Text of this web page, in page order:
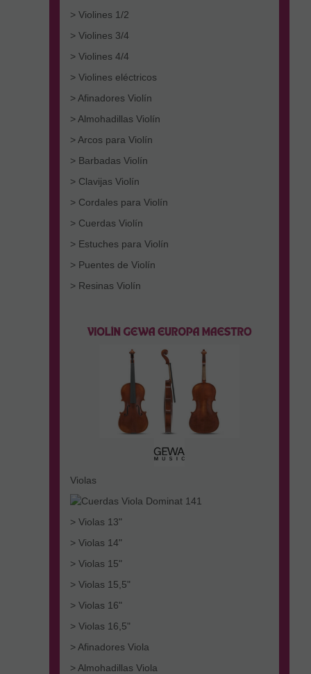
> Violines 1/2
> Violines 3/4
> Violines 4/4
> Violines eléctricos
> Afinadores Violín
> Almohadillas Violín
> Arcos para Violín
> Barbadas Violín
> Clavijas Violín
> Cordales para Violín
> Cuerdas Violín
> Estuches para Violín
> Puentes de Violín
> Resinas Violín
Violas
> Violas 13"
> Violas 14"
> Violas 15"
> Violas 15,5"
> Violas 16"
> Violas 16,5"
> Afinadores Viola
> Almohadillas Viola